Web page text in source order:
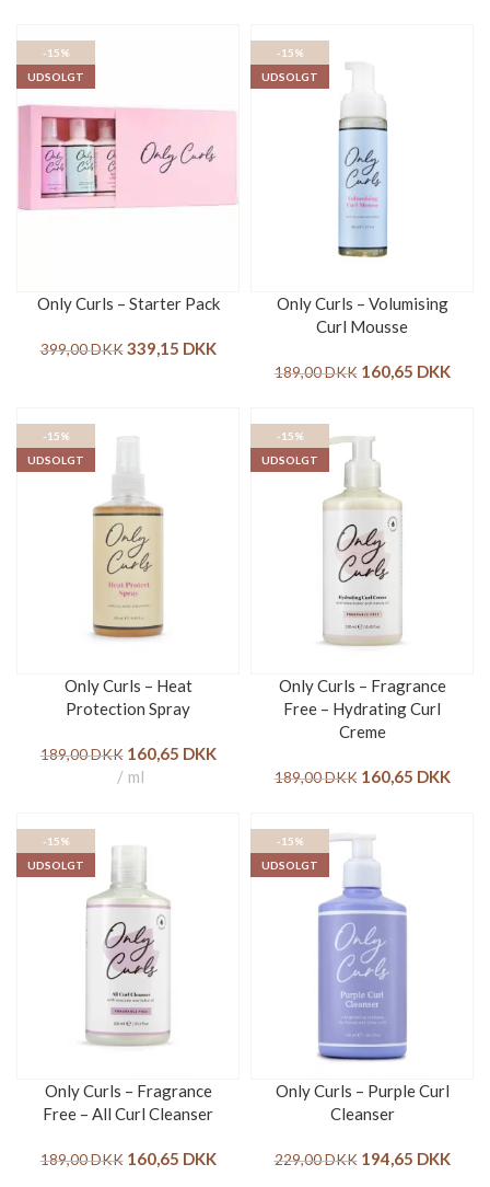
-15%
UDSOLGT
Only Curls – Starter Pack
399,00DKK 339,15 DKK
-15%
UDSOLGT
Only Curls – Volumising
Curl Mousse
189,00DKK 160,65 DKK
-15%
UDSOLGT
Only Curls – Heat
Protection Spray
189,00DKK 160,65 DKK
ml
-15%
UDSOLGT
Only Curls – Fragrance
Free – Hydrating Curl
Creme
189,00DKK 160,65 DKK
-15%
UDSOLGT
Only Curls – Fragrance
Free – All Curl Cleanser
189,00DKK 160,65 DKK
-15%
UDSOLGT
Only Curls – Purple Curl
Cleanser
229,00DKK 194,65 DKK